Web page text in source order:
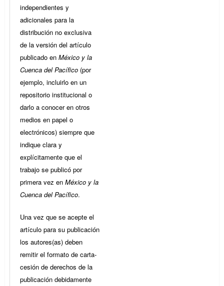
independientes y
adicionales para la
distribución no exclusiva
de la versión del artículo
publicado en México y la
Cuenca del Pacífico (por
ejemplo, incluirlo en un
repositorio institucional o
darlo a conocer en otros
medios en papel o
electrónicos) siempre que
indique clara y
explícitamente que el
trabajo se publicó por
primera vez en México y la
Cuenca del Pacífico.
Una vez que se acepte el
artículo para su publicación
los autores(as) deben
remitir el formato de carta-
cesión de derechos de la
publicación debidamente